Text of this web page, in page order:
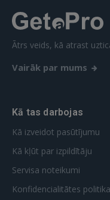
Ātrs veids, kā atrast
Vairāk par mums
Kā tas darbojas
Kā izveidot pasūtījumu
Kā kļūt par izpildītāju
Servisa noteikumi
Konfidencialitātes politika